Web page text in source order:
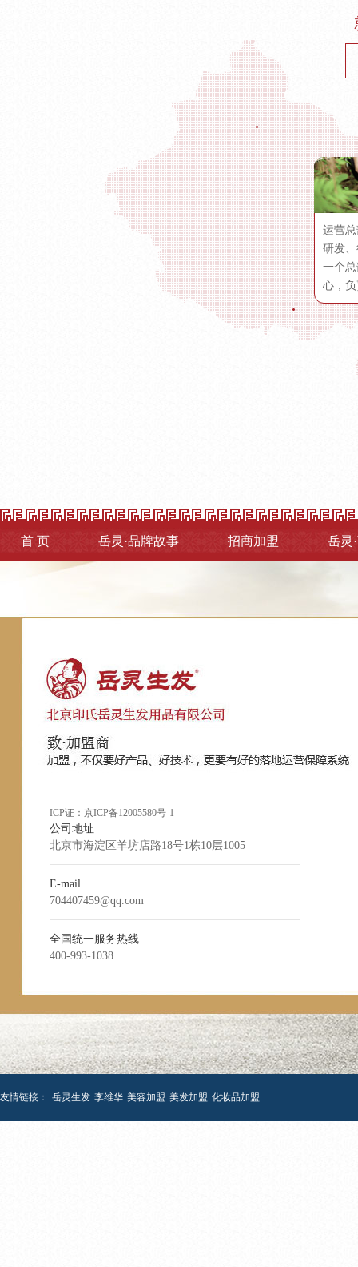
运营
研发
一个
心，
首 页 岳灵·品牌故事 招商加盟 岳灵
ICP证： 京ICP备12005580号-1
公司地址
北京市海淀区羊坊店路18号1栋10层1005
E-mail
704407459@qq.com
全国统一服务热线
400-993-1038
友情链接： 岳灵生发 李维华 美容加盟 美发加盟 化妆品加盟